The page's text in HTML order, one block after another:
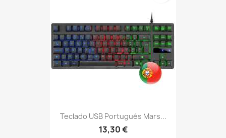
Teclado USB Portugués Mars...
13,30 €